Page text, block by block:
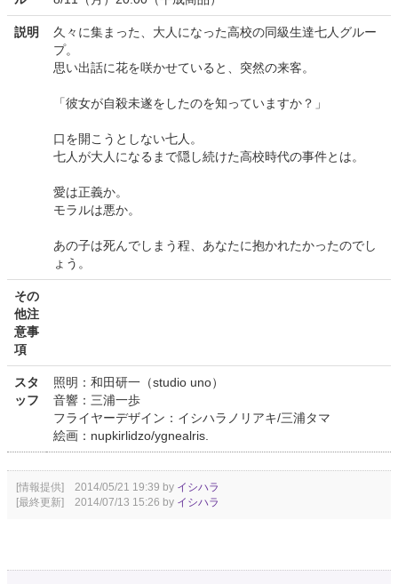
説明
久々に集まった、大人になった高校の同級生達七人グルー
プ。
思い出話に花を咲かせていると、突然の来客。
「彼女が自殺未遂をしたのを知っていますか？」
口を開こうとしない七人。
七人が大人になるまで隠し続けた高校時代の事件とは。
愛は正義か。
モラルは悪か。
あの子は死んでしまう程、あなたに抱かれたかったのでし
ょう。
その
他注
意事
項
スタ
ッフ
照明：和田研一（studio uno）
音響：三浦一歩
フライヤーデザイン：イシハラノリアキ/三浦タマ
絵画：nupkirlidzo/ygnealris.
[情報提供] 2014/05/21 19:39 by イシハラ
[最終更新] 2014/07/13 15:26 by イシハラ